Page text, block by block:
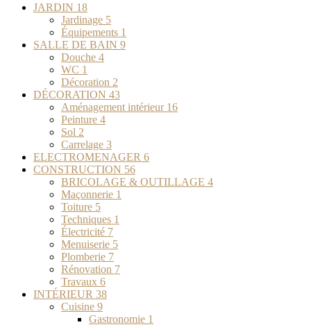
JARDIN 18
Jardinage 5
Équipements 1
SALLE DE BAIN 9
Douche 4
WC 1
Décoration 2
DÉCORATION 43
Aménagement intérieur 16
Peinture 4
Sol 2
Carrelage 3
ELECTROMENAGER 6
CONSTRUCTION 56
BRICOLAGE & OUTILLAGE 4
Maçonnerie 1
Toiture 5
Techniques 1
Électricité 7
Menuiserie 5
Plomberie 7
Rénovation 7
Travaux 6
INTÉRIEUR 38
Cuisine 9
Gastronomie 1